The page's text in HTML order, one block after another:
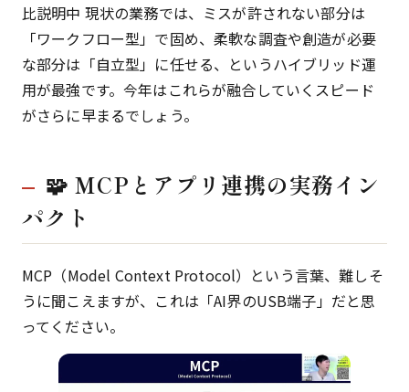
比説明中 現状の業務では、ミスが許されない部分は
「ワークフロー型」で固め、柔軟な調査や創造が必要
な部分は「自立型」に任せる、というハイブリッド運
用が最強です。今年はこれらが融合していくスピード
がさらに早まるでしょう。
🧩 MCPとアプリ連携の実務イン
パクト
MCP（Model Context Protocol）という言葉、難しそ
うに聞こえますが、これは「AI界のUSB端子」だと思
ってください。